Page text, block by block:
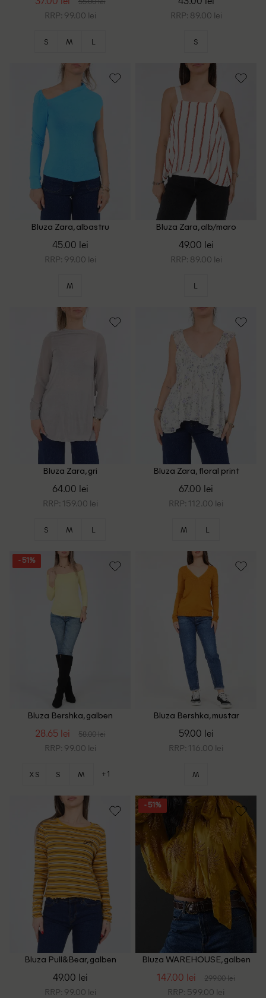
RRP: 99.00 lei
S M L
RRP: 89.00 lei
S
Bluza Zara, albastru
45.00 lei
RRP: 99.00 lei
M
Bluza Zara, alb/maro
49.00 lei
RRP: 89.00 lei
L
Bluza Zara, gri
64.00 lei
RRP: 159.00 lei
S M L
Bluza Zara, floral print
67.00 lei
RRP: 112.00 lei
M L
- 51%
Bluza Bershka, galben
28.65 lei 58.00 lei
RRP: 99.00 lei
XS S M +1
Bluza Bershka, mustar
59.00 lei
RRP: 116.00 lei
M
Bluza Pull&Bear, galben
49.00 lei
RRP: 99.00 lei
- 51%
Bluza WAREHOUSE, galben
147.00 lei 299.00 lei
RRP: 599.00 lei